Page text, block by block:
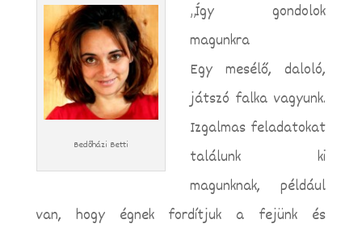
Bedőházi Betti
„Így gondolok
magunkra
Egy mesélő, daloló,
játszó falka vagyunk.
Izgalmas feladatokat
találunk ki
magunknak, például
van, hogy égnek fordítjuk a fejünk és